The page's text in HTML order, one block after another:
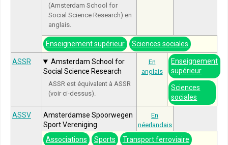
(Amsterdam School for
Social Science Research) en
anglais.
Enseignement supérieur Sciences sociales
ASSR
Amsterdam School for
Social Science Research
ASSR est équivalent à ASSR
(voir ci-dessus).
En
anglais
Enseignement
supérieur
Sciences
sociales
ASSV
Amsterdamse Spoorwegen
Sport Vereniging
En
néerlandais
Associations Sports Transport ferroviaire